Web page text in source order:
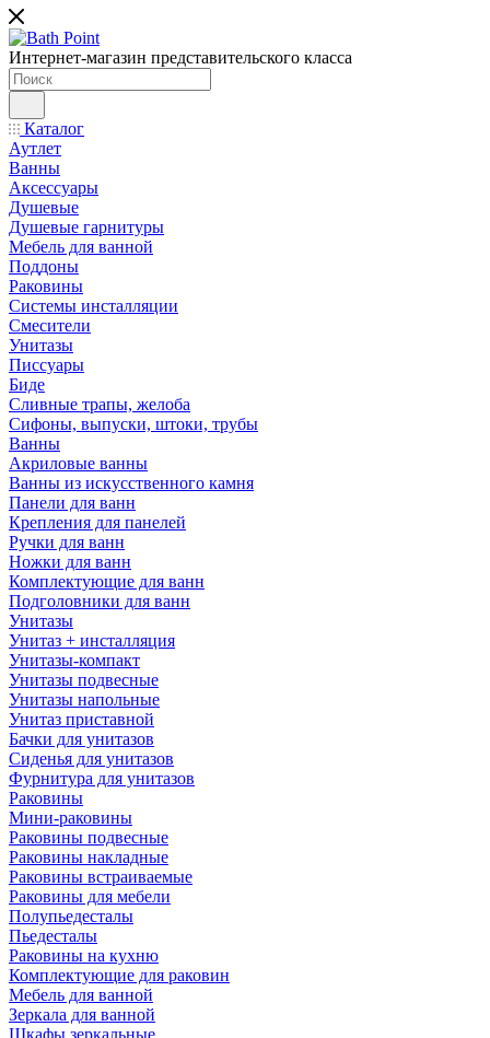
Интернет-магазин представительского класса
Каталог
Аутлет
Ванны
Аксессуары
Душевые
Душевые гарнитуры
Мебель для ванной
Поддоны
Раковины
Системы инсталляции
Смесители
Унитазы
Писсуары
Биде
Сливные трапы, желоба
Сифоны, выпуски, штоки, трубы
Ванны
Акриловые ванны
Ванны из искусственного камня
Панели для ванн
Крепления для панелей
Ручки для ванн
Ножки для ванн
Комплектующие для ванн
Подголовники для ванн
Унитазы
Унитаз + инсталляция
Унитазы-компакт
Унитазы подвесные
Унитазы напольные
Унитаз приставной
Бачки для унитазов
Сиденья для унитазов
Фурнитура для унитазов
Раковины
Мини-раковины
Раковины подвесные
Раковины накладные
Раковины встраиваемые
Раковины для мебели
Полупьедесталы
Пьедесталы
Раковины на кухню
Комплектующие для раковин
Мебель для ванной
Зеркала для ванной
Шкафы зеркальные